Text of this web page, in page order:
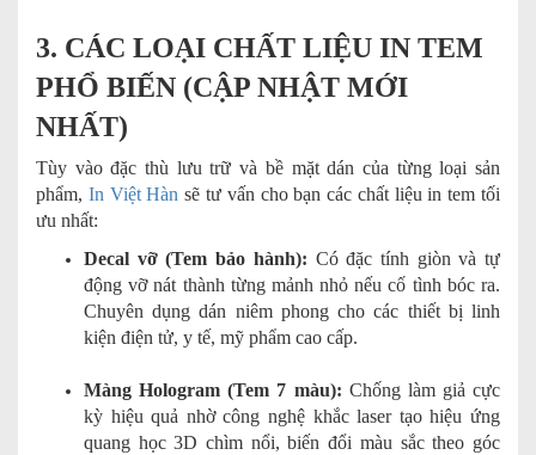
3. CÁC LOẠI CHẤT LIỆU IN TEM
PHỔ BIẾN (CẬP NHẬT MỚI
NHẤT)
Tùy vào đặc thù lưu trữ và bề mặt dán của từng loại sản
phẩm, In Việt Hàn sẽ tư vấn cho bạn các chất liệu in tem tối
ưu nhất:
Decal vỡ (Tem bảo hành): Có đặc tính giòn và tự
động vỡ nát thành từng mảnh nhỏ nếu cố tình bóc ra.
Chuyên dụng dán niêm phong cho các thiết bị linh
kiện điện tử, y tế, mỹ phẩm cao cấp.
Màng Hologram (Tem 7 màu): Chống làm giả cực
kỳ hiệu quả nhờ công nghệ khắc laser tạo hiệu ứng
quang học 3D chìm nổi, biến đổi màu sắc theo góc